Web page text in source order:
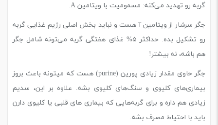
گربه رو تهدید می‌کنه: مسمومیت با ویتامین A.
جگر سرشار از ویتامین آ هست و نباید بخش اصلی رژیم غذایی گربه
رو تشکیل بده. حداکثر ۵% غذای هفتگی گربه می‌تونه شامل جگر
هم باشه، نه بیشتر!
جگر حاوی مقدار زیادی پورین (purine) هست که میتونه باعث بروز
بیماری‌های کلیوی و سنگ‌های کلیوی بشه. علاوه بر این، سدیم
زیادی هم داره و برای گربه‌هایی که بیماری های قلبی یا کلیوی دارن
باید با احتیاط مصرف بشه.